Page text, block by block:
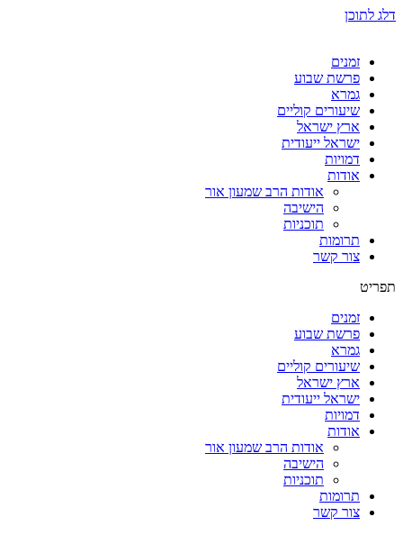
דלג לתוכן
זמנים
פרשת שבוע
גמרא
שיעורים קוליים
ארץ ישראל
ישראל ייעודית
דמויות
אודות
אודות הרב שמעון אור
הישיבה
תוכניות
תרומות
צור קשר
תפריט
זמנים
פרשת שבוע
גמרא
שיעורים קוליים
ארץ ישראל
ישראל ייעודית
דמויות
אודות
אודות הרב שמעון אור
הישיבה
תוכניות
תרומות
צור קשר